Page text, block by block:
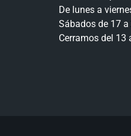
De lunes a
Sábados de 17 a
Cerramos del 13